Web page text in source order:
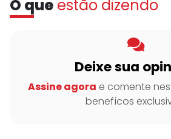
O que estão dizendo
Deixe sua
Assine agora e comente
benefícos